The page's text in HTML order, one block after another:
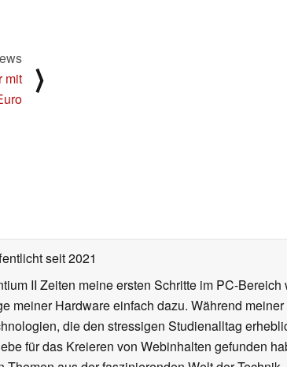
mit
⟩
seit 2021
II Zeiten meine ersten Schritte im PC-Bereich
meiner Hardware einfach dazu. Während meiner
die den stressigen Studienalltag
für das Kreieren von Webinhalten gefunden